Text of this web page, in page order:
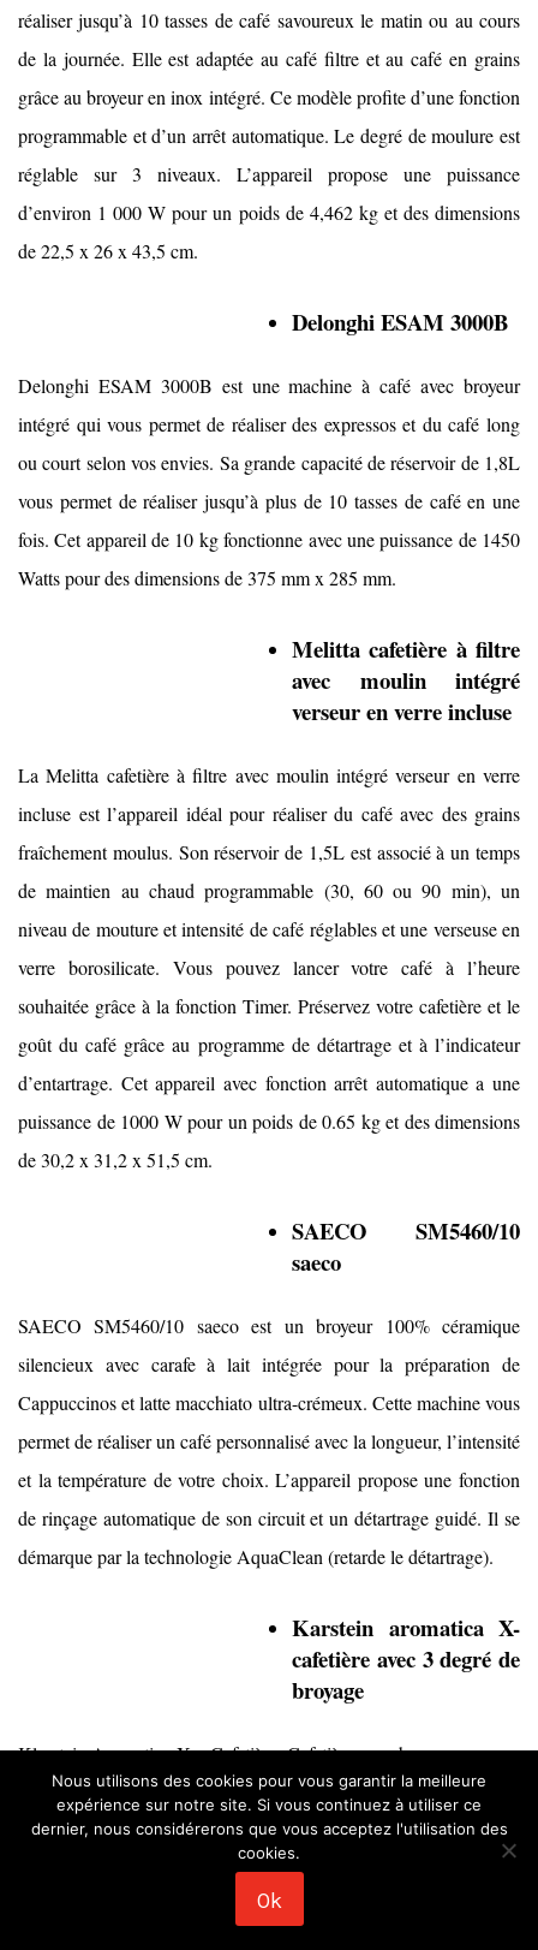
réaliser jusqu’à 10 tasses de café savoureux le matin ou au cours
de la journée. Elle est adaptée au café filtre et au café en grains
grâce au broyeur en inox intégré. Ce modèle profite d’une fonction
programmable et d’un arrêt automatique. Le degré de moulure est
réglable sur 3 niveaux. L’appareil propose une puissance
d’environ 1 000 W pour un poids de 4,462 kg et des dimensions
de 22,5 x 26 x 43,5 cm.
Delonghi ESAM 3000B
Delonghi ESAM 3000B est une machine à café avec broyeur
intégré qui vous permet de réaliser des expressos et du café long
ou court selon vos envies. Sa grande capacité de réservoir de 1,8L
vous permet de réaliser jusqu’à plus de 10 tasses de café en une
fois. Cet appareil de 10 kg fonctionne avec une puissance de 1450
Watts pour des dimensions de 375 mm x 285 mm.
Melitta cafetière à filtre
avec moulin intégré
verseur en verre incluse
La Melitta cafetière à filtre avec moulin intégré verseur en verre
incluse est l’appareil idéal pour réaliser du café avec des grains
fraîchement moulus. Son réservoir de 1,5L est associé à un temps
de maintien au chaud programmable (30, 60 ou 90 min), un
niveau de mouture et intensité de café réglables et une verseuse en
verre borosilicate. Vous pouvez lancer votre café à l’heure
souhaitée grâce à la fonction Timer. Préservez votre cafetière et le
goût du café grâce au programme de détartrage et à l’indicateur
d’entartrage. Cet appareil avec fonction arrêt automatique a une
puissance de 1000 W pour un poids de 0.65 kg et des dimensions
de 30,2 x 31,2 x 51,5 cm.
SAECO SM5460/10
saeco
SAECO SM5460/10 saeco est un broyeur 100% céramique
silencieux avec carafe à lait intégrée pour la préparation de
Cappuccinos et latte macchiato ultra-crémeux. Cette machine vous
permet de réaliser un café personnalisé avec la longueur, l’intensité
et la température de votre choix. L’appareil propose une fonction
de rinçage automatique de son circuit et un détartrage guidé. Il se
démarque par la technologie AquaClean (retarde le détartrage).
Karstein aromatica X-
cafetière avec 3 degré de
broyage
Klarstein Aromatica X – Cafetière, Cafetière avec broyeur propose
3 degrés de broyage, une minuterie réglable à la minute sur 24
heures, un écran LED pour un nombre de tasses réglable. Cette
machine est aussi dotée de filtre à charbon actif et d’une fonction
de maintien au chaud. Elle permet de réaliser jusqu’à 12 tasses de
Nous utilisons des cookies pour vous garantir la meilleure
expérience sur notre site. Si vous continuez à utiliser ce
dernier, nous considérerons que vous acceptez l'utilisation des
cookies.
Ok